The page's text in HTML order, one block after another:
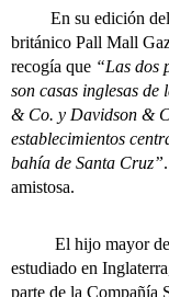
En su edición del
británico Pall Mall
recogía que “Las dos
son casas inglesas
& Co. y Davidson &
establecimientos
bahía de Santa Cruz”
amistosa.
El hijo mayor de
estudiado en
parte de la Compañía